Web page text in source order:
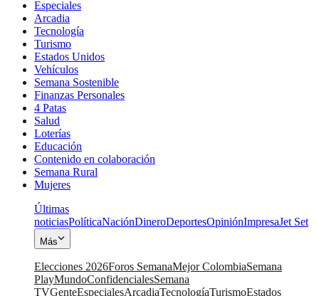
Especiales
Arcadia
Tecnología
Turismo
Estados Unidos
Vehículos
Semana Sostenible
Finanzas Personales
4 Patas
Salud
Loterías
Educación
Contenido en colaboración
Semana Rural
Mujeres
Últimas
noticiasPolíticaNaciónDineroDeportesOpiniónImpresaJet Set
Más
Elecciones 2026Foros SemanaMejor ColombiaSemana
PlayMundoConfidencialesSemana
TVGenteEspecialesArcadiaTecnologíaTurismoEstados